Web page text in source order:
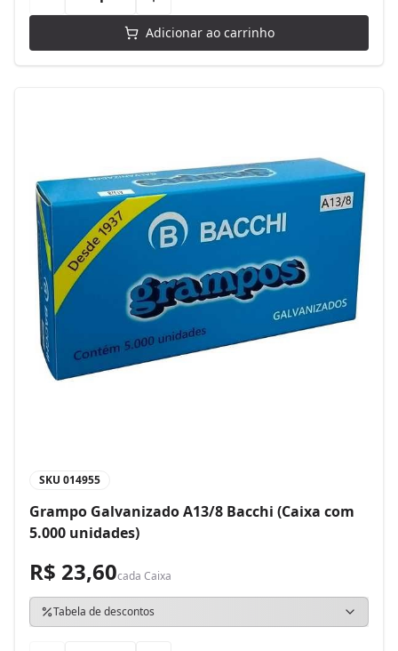
Adicionar ao carrinho
SKU 014955
Grampo Galvanizado A13/8 Bacchi (Caixa com
5.000 unidades)
R$ 23,60cada Caixa
Tabela de descontos